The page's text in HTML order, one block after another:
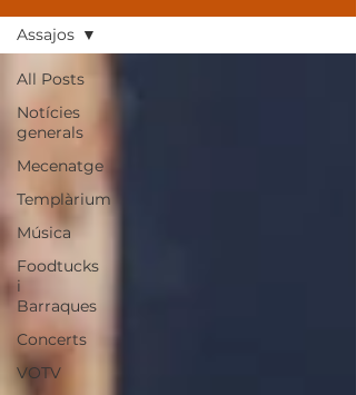
All Posts
Notícies
generals
Mecenatge
Templàrium
Música
Foodtucks
i
Barraques
Concerts
VOTV
Assajos